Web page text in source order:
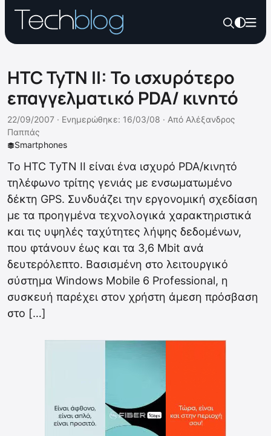
HTC TyTN II: Το ισχυρότερο
επαγγελματικό PDA/ κινητό
Smartphones
22/09/2007 · Ενημερώθηκε: 16/03/08 · Από Αλέξανδρος
Παππάς
Το HTC TyTN II είναι ένα ισχυρό PDA/κινητό
τηλέφωνο τρίτης γενιάς με ενσωματωμένο
δέκτη GPS. Συνδυάζει την εργονομική σχεδίαση
με τα προηγμένα τεχνολογικά χαρακτηριστικά
και τις υψηλές ταχύτητες λήψης δεδομένων,
που φτάνουν έως και τα 3,6 Mbit ανά
δευτερόλεπτο. Βασισμένη στο λειτουργικό
σύστημα Windows Mobile 6 Professional, η
συσκευή παρέχει στον χρήστη άμεση πρόσβαση
στο […]